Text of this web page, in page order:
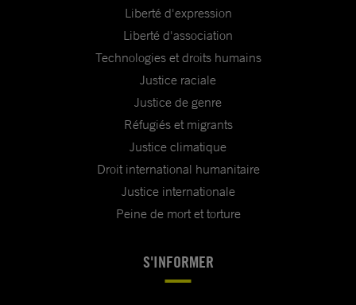
Liberté d'expression
Liberté d'association
Technologies et droits humains
Justice raciale
Justice de genre
Réfugiés et migrants
Justice climatique
Droit international humanitaire
Justice internationale
Peine de mort et torture
S'INFORMER